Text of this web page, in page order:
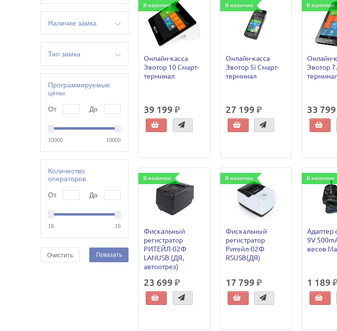
8
Наличие замка
да
Тип замка
механический
Программируемые
цены
От До
10000 10000
Количество
операторов
От До
16 16
Очистить Показать
В наличии
Онлайн-касса
Эвотор 10 Смарт-
терминал
39 199 ₽
В наличии
Онлайн-касса
Эвотор 5i Смарт-
терминал
27 199 ₽
В наличии
Онлайн-
Эвотор
33
В наличии
Фискальный
регистратор
РИТЕЙЛ-02Ф
LANUSB (ДЯ,
автоотрез)
23 699 ₽
В наличии
Фискальный
регистратор
Ритейл-02Ф
RSUSB(ДЯ)
17 799 ₽
В наличии
Адаптер
9V
весов
1 189